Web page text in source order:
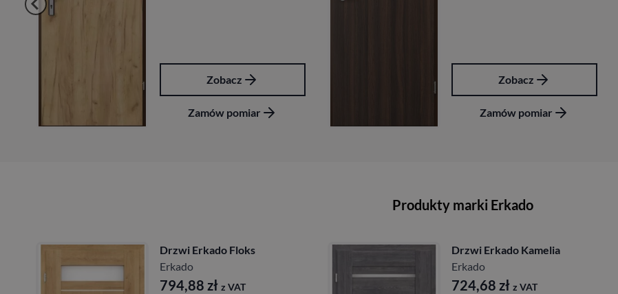
Zobacz
Zamów pomiar
Zobacz
Zamów pomiar
Produkty marki Erkado
Drzwi Erkado Kamelia
Erkado
724,68zł z VAT
Drzwi Erkado Magnolia
przylgowe
Erkado